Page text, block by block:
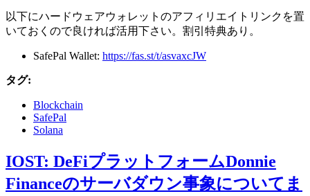
以下にハードウェアウォレットのアフィリエイトリンクを置
いておくので良ければ活用下さい。割引特典あり。
SafePal Wallet: https://fas.st/t/asvaxcJW
タグ:
Blockchain
SafePal
Solana
IOST: DeFiプラットフォームDonnie
Financeのサーバダウン事象についてま